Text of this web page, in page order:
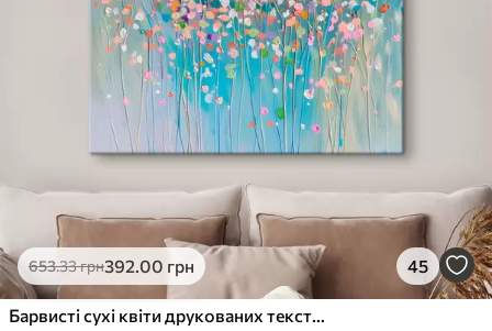
Преміум
.00грн
Яскраві, насичені кольори
Стійкість до вицвітання
Безпечне чорнило без запаху
Поверхня з текстурою полотна
✗ Екологічний матеріал
Еко-Преміум
.00грн
✓Яскраві, насичені кольори
653.33грн392.00 грн 45
Барвисті сухі квіти друкованих текстури